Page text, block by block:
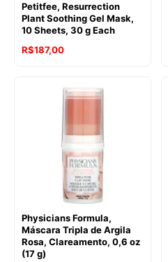
Petitfee, Resurrection
Plant Soothing Gel Mask,
10 Sheets, 30 g Each
R$187,00
Physicians Formula,
Máscara Tripla de Argila
Rosa, Clareamento, 0,6 oz
(17 g)